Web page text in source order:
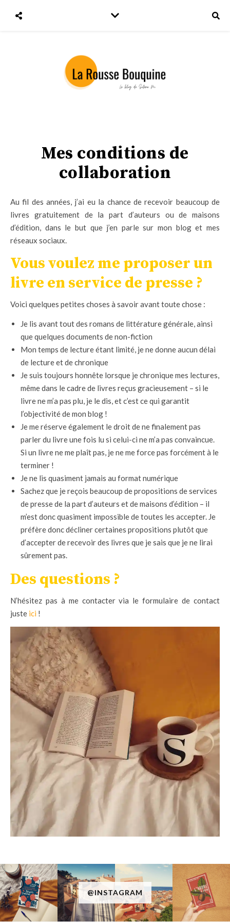
Mes conditions de
collaboration
Au fil des années, j’ai eu la chance de recevoir beaucoup de
livres gratuitement de la part d’auteurs ou de maisons
d’édition, dans le but que j’en parle sur mon blog et mes
réseaux sociaux.
Vous voulez me proposer un
livre en service de presse ?
Voici quelques petites choses à savoir avant toute chose :
Je lis avant tout des romans de littérature générale, ainsi
que quelques documents de non-fiction
Mon temps de lecture étant limité, je ne donne aucun délai
de lecture et de chronique
Je suis toujours honnête lorsque je chronique mes lectures,
même dans le cadre de livres reçus gracieusement – si le
livre ne m’a pas plu, je le dis, et c’est ce qui garantit
l’objectivité de mon blog !
Je me réserve également le droit de ne finalement pas
parler du livre une fois lu si celui-ci ne m’a pas convaincue.
Si un livre ne me plaît pas, je ne me force pas forcément à le
terminer !
Je ne lis quasiment jamais au format numérique
Sachez que je reçois beaucoup de propositions de services
de presse de la part d’auteurs et de maisons d’édition – il
m’est donc quasiment impossible de toutes les accepter. Je
préfère donc décliner certaines propositions plutôt que
d’accepter de recevoir des livres que je sais que je ne lirai
sûrement pas.
Des questions ?
N’hésitez pas à me contacter via le formulaire de contact
juste ici !
@INSTAGRAM